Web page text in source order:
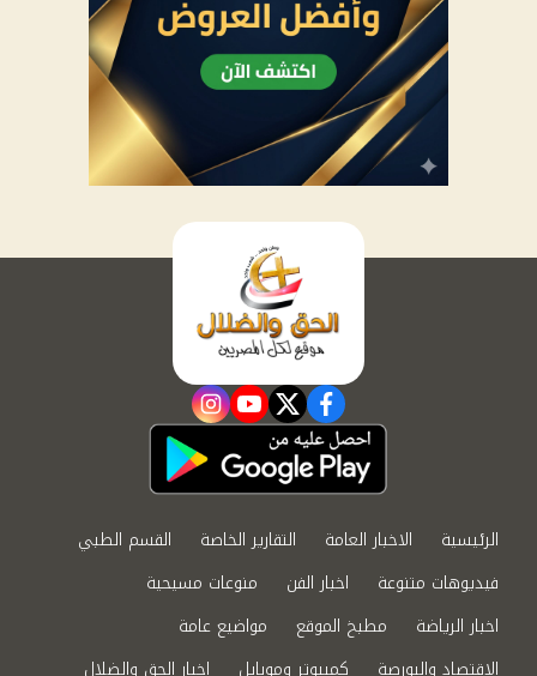
facebook
twitter
youtube
instagram
الرئيسية الاخبار العامة التقارير الخاصة
القسم الطبي
فيديوهات متنوعة
اخبار الفن
منوعات مسيحية
اخبار الرياضة
مطبخ الموقع
مواضيع عامة
الاقتصاد والبورصة
كمبيوتر وموبايل اخبار الحق والضلال